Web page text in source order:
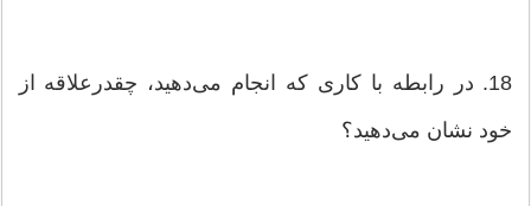
18. در رابطه‌ با كاری‌ كه‌ انجام‌ می‌دهید، چقدرعلاقه‌ از
خود نشان‌ می‌دهید؟